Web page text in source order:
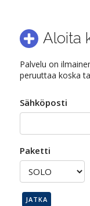
Aloita
Palvelu on
peruuttaa koska
Sähköposti
Paketti